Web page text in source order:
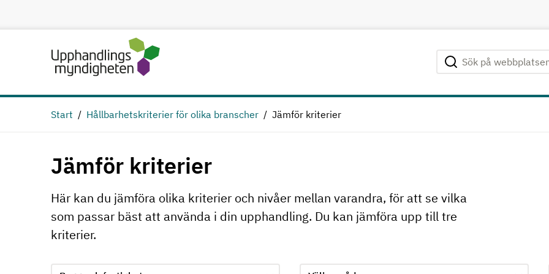
Sök på webbplatsen
Genomför sökning
Start Hållbarhetskriterier för olika branscher Jämför kriterier
Jämför kriterier
Här kan du jämföra olika kriterier och nivåer mellan varandra, för att se vilka
som passar bäst att använda i din upphandling. Du kan jämföra upp till tre
kriterier.
Jämför kriterie 1, formuläret skickas in automatiskt när ett alternativ har valts
Välj område för kriterie 1 Jämför kriterie 2, formuläret skickas in automatiskt när
Välj område för kriterie 2